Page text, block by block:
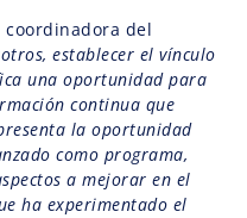
del
establecer el vínculo
una oportunidad para
continua que
la oportunidad
como programa,
a mejorar en el
ha experimentado el